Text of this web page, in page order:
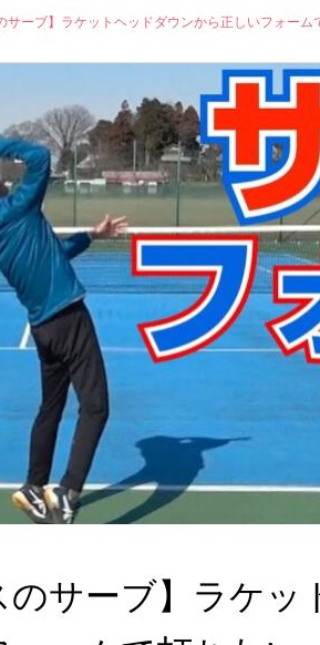
サーブ】ラケットヘッドダウンから正しいフォーム
のサーブ】ラケ